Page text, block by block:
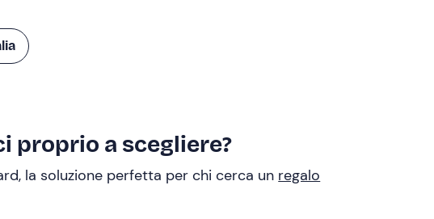
proprio a scegliere?
la soluzione perfetta per chi cerca un regalo